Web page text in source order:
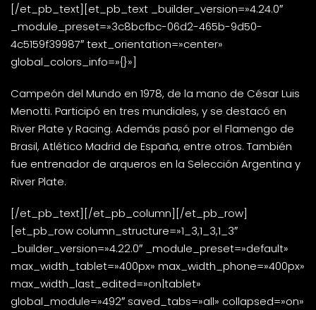
[/et_pb_text][et_pb_text _builder_version=»4.24.0″
_module_preset=»3c8bcfbc-06d2-465b-9d50-
4c5159f39987″ text_orientation=»center»
global_colors_info=»{}»]
Campeón del Mundo en 1978, de la mano de César Luis
Menotti. Participó en tres mundiales, y se destacó en
River Plate y Racing. Además pasó por el Flamengo de
Brasil, Atlético Madrid de España, entre otros. También
fue entrenador de arqueros en la Selección Argentina y
River Plate.
[/et_pb_text][/et_pb_column][/et_pb_row]
[et_pb_row column_structure=»1_3,1_3,1_3″
_builder_version=»4.22.0″ _module_preset=»default»
max_width_tablet=»400px» max_width_phone=»400px»
max_width_last_edited=»on|tablet»
global_module=»492″ saved_tabs=»all» collapsed=»on»